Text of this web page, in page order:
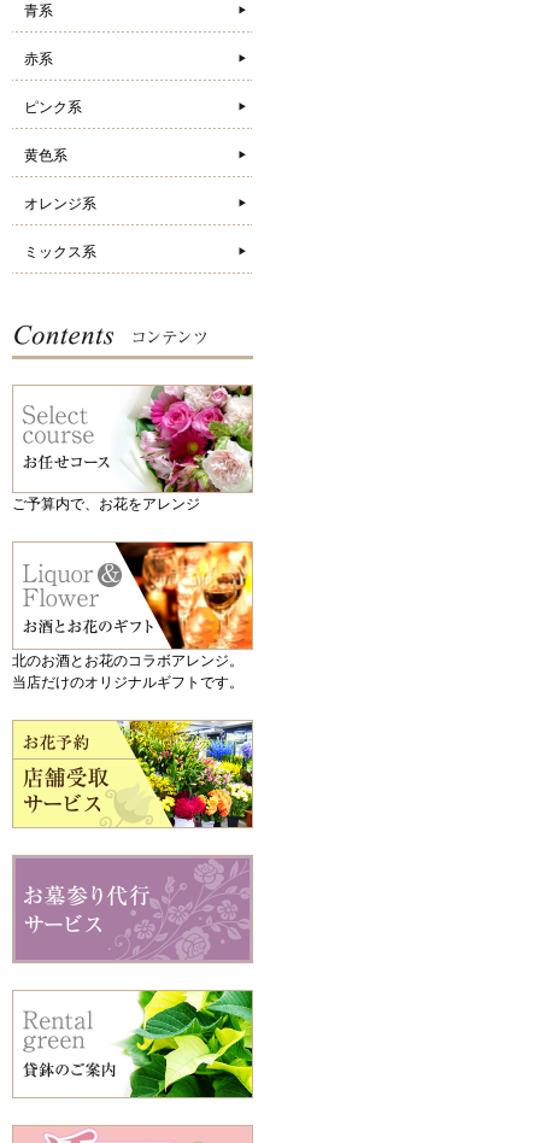
青系
赤系
ピンク系
黄色系
オレンジ系
ミックス系
ご予算内で、お花をアレンジ
北のお酒とお花のコラボアレンジ。
当店だけのオリジナルギフトです。